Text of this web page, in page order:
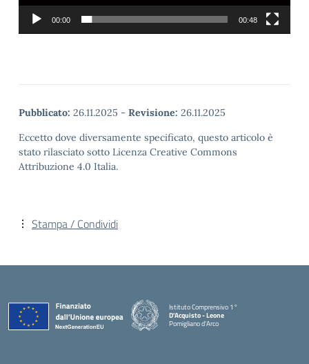
00:00 00:48
Pubblicato: 26.11.2025 - Revisione: 26.11.2025
Eccetto dove diversamente specificato, questo articolo è
stato rilasciato sotto Licenza Creative Commons
Attribuzione 4.0 Italia.
Stampa / Condividi
Istituto Comprensivo 1°
D'Acquisto - Leone
Pomigliano d'Arco
— Visita la pagina iniziale della scuola